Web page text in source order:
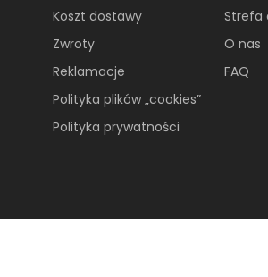
Koszt dostawy
Zwroty
Reklamacje
Polityka plików „cookies”
Polityka prywatności
Strefa
O nas
FAQ